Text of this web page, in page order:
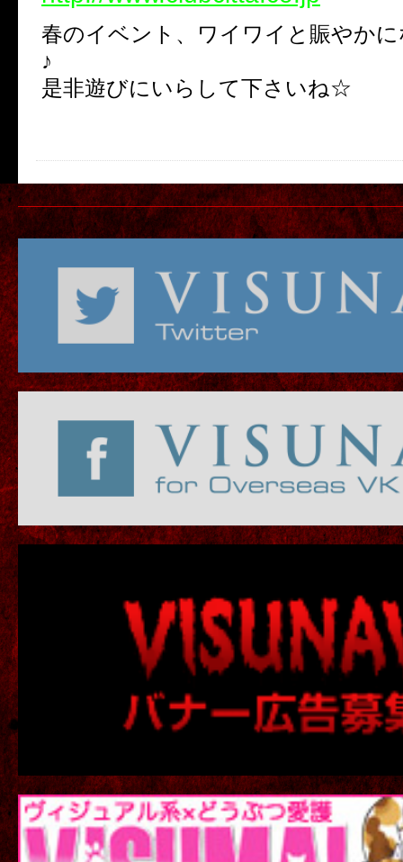
春のイベント、ワイワイと賑やか
♪
是非遊びにいらして下さいね☆